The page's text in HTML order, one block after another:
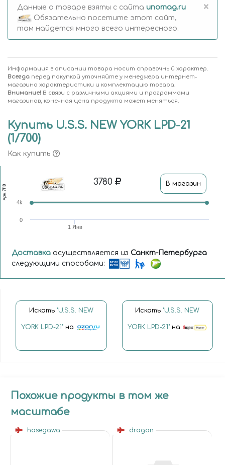
Данные о товаре взяты с сайта unomag.ru
Обязательно посетите этот сайт,
там найдется много всего интересного.
×
Информация в описании товара носит справочный характер.
Всегда перед покупкой уточняйте у менеджера интернет-
магазина характеристики и комплектацию товара.
Внимание! В связи с различными акциями и программами
магазинов, конечная цена продукта может меняться.
Купить U.S.S. NEW YORK LPD-21
(1/700)
Как купить
Арт.
7110
3780 В магазин
1 Янв
0
4k
Доставка осуществляется из Санкт-Петербурга
следующими способами:
Искать "U.S.S. NEW
YORK LPD-21" на
Искать "U.S.S. NEW
YORK LPD-21"на
Похожие продукты в том же
масштабе
hasegawa dragon